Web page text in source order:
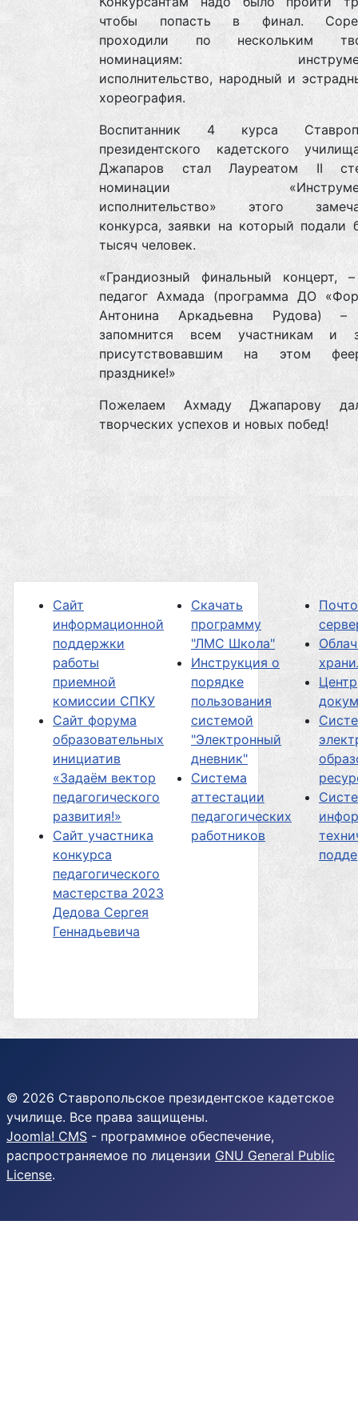
чтобы попасть в финал.
проходили по нескольким
номинациям:
исполнительство, народный и
хореография.
Воспитанник 4 курса
президентского кадетского
Джапаров стал Лауреатом II
номинации
исполнительство» этого
конкурса, заявки на который подали
тысяч человек.
«Грандиозный финальный концерт,
педагог Ахмада (программа ДО
Антонина Аркадьевна Рудова) –
запомнится всем участникам и
присутствовавшим на этом
празднике!»
Пожелаем Ахмаду Джапарову
творческих успехов и новых побед!
Сайт
информационной
поддержки
работы
приемной
комиссии СПКУ
Сайт форума
образовательных
инициатив
«Задаём вектор
педагогического
развития!»
Сайт участника
конкурса
педагогического
мастерства 2023
Дедова Сергея
Геннадьевича
Скачать
программу
"ЛМС Школа"
Инструкция о
порядке
пользования
системой
"Электронный
дневник"
Система
аттестации
педагогических
работников
Центр
© 2026 Ставропольское президентское кадетское
училище. Все права защищены.
Joomla! CMS - программное обеспечение,
распространяемое по лицензии GNU General Public
License.